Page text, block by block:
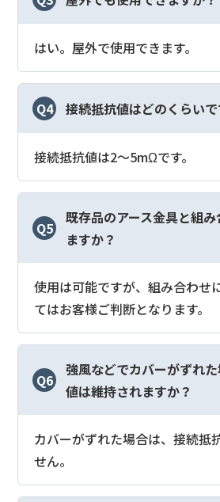
はい。屋外で使用できます。
Q4 接続抵抗値はどのくらいで
接続抵抗値は2～5mΩです。
Q5
既存品のアース金具と組
ますか？
使用は可能ですが、組み合わせ
てはお客様ご判断となります。
Q6
強風などでカバーがずれ
値は維持されますか？
カバーがずれた場合は、接続抵
せん。